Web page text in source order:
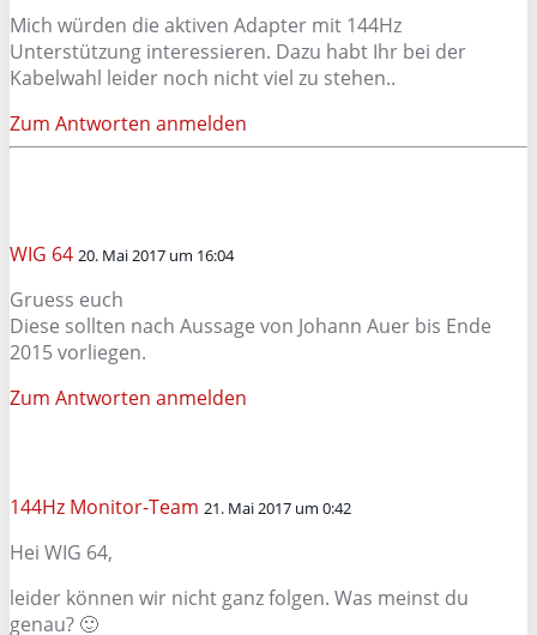
Mich würden die aktiven Adapter mit 144Hz
Unterstützung interessieren. Dazu habt Ihr bei der
Kabelwahl leider noch nicht viel zu stehen..
Zum Antworten anmelden
WIG 64 20. Mai 2017 um 16:04
Gruess euch
Diese sollten nach Aussage von Johann Auer bis Ende
2015 vorliegen.
Zum Antworten anmelden
144Hz Monitor-Team 21. Mai 2017 um 0:42
Hei WIG 64,
leider können wir nicht ganz folgen. Was meinst du
genau? 🙂